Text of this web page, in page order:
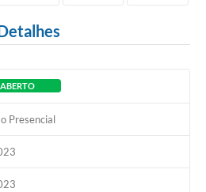
ABERTO
Presencial